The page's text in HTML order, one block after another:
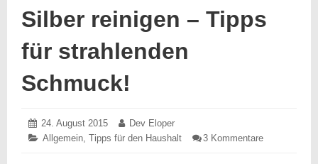
Silber reinigen – Tipps
für strahlenden
Schmuck!
Posted
on:
24. August 2015 24.
August
2015
Author:
Dev Eloper
Categories:
Allgemein, Tipps für den Haushalt 3 Kommentare